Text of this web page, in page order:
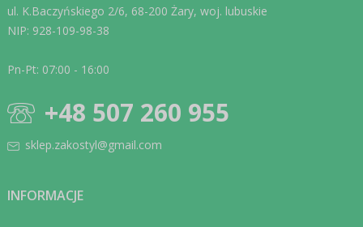
ul. K.Baczyńskiego 2/6, 68-200 Żary, woj. lubuskie
NIP: 928-109-98-38
Pn-Pt: 07:00 - 16:00
+48 507 260 955
sklep.zakostyl@gmail.com
INFORMACJE